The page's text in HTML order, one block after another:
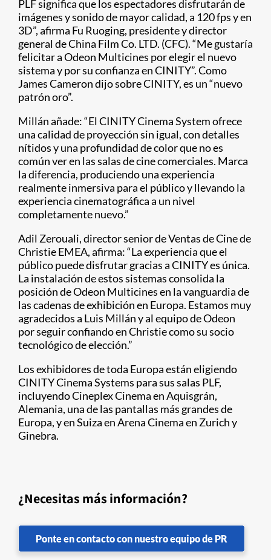
PLF significa que los espectadores disfrutarán de
imágenes y sonido de mayor calidad, a 120 fps y en
3D”, afirma Fu Ruoging, presidente y director
general de China Film Co. LTD. (CFC). “Me gustaría
felicitar a Odeon Multicines por elegir el nuevo
sistema y por su confianza en CINITY”. Como
James Cameron dijo sobre CINITY, es un “nuevo
patrón oro”.
Millán añade: “El CINITY Cinema System ofrece
una calidad de proyección sin igual, con detalles
nítidos y una profundidad de color que no es
común ver en las salas de cine comerciales. Marca
la diferencia, produciendo una experiencia
realmente inmersiva para el público y llevando la
experiencia cinematográfica a un nivel
completamente nuevo.”
Adil Zerouali, director senior de Ventas de Cine de
Christie EMEA, afirma: “La experiencia que el
público puede disfrutar gracias a CINITY es única.
La instalación de estos sistemas consolida la
posición de Odeon Multicines en la vanguardia de
las cadenas de exhibición en Europa. Estamos muy
agradecidos a Luis Millán y al equipo de Odeon
por seguir confiando en Christie como su socio
tecnológico de elección.”
Los exhibidores de toda Europa están eligiendo
CINITY Cinema Systems para sus salas PLF,
incluyendo Cineplex Cinema en Aquisgrán,
Alemania, una de las pantallas más grandes de
Europa, y en Suiza en Arena Cinema en Zurich y
Ginebra.
¿Necesitas más información?
Ponte en contacto con nuestro equipo de PR